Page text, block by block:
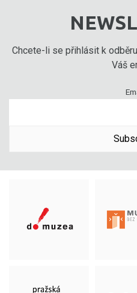
Chcete-li se přihlásit k
Váš